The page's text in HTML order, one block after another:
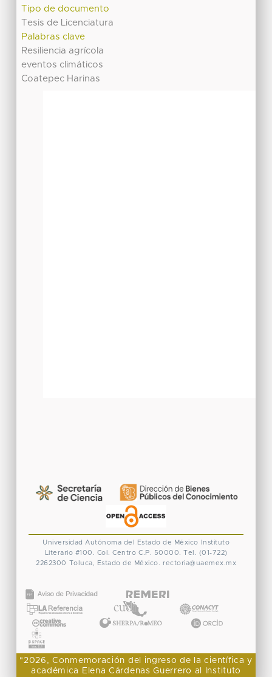
Tipo de documento
Tesis de Licenciatura
Palabras clave
Resiliencia agrícola
eventos climáticos
Coatepec Harinas
Universidad Autónoma del Estado de México
Instituto
Literario #100. Col. Centro C.P. 50000. Tel. (01-722)
2262300 Toluca, Estado de México. rectoria@uaemex.mx
"2026, Conmemoración del ingreso de la científica y
académica Elena Cárdenas Guerrero al Instituto